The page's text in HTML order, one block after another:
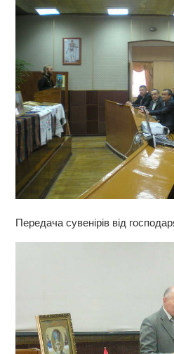
Передача сувенірів від